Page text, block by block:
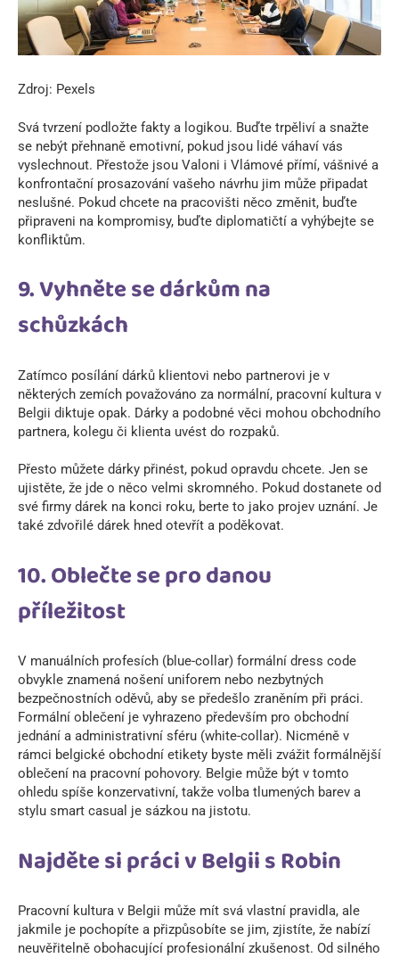
Zdroj: Pexels
Svá tvrzení podložte fakty a logikou. Buďte trpěliví a snažte
se nebýt přehnaně emotivní, pokud jsou lidé váhaví vás
vyslechnout. Přestože jsou Valoni i Vlámové přímí, vášnivé a
konfrontační prosazování vašeho návrhu jim může připadat
neslušné. Pokud chcete na pracovišti něco změnit, buďte
připraveni na kompromisy, buďte diplomatičtí a vyhýbejte se
konfliktům.
9. Vyhněte se dárkům na
schůzkách
Zatímco posílání dárků klientovi nebo partnerovi je v
některých zemích považováno za normální, pracovní kultura v
Belgii diktuje opak. Dárky a podobné věci mohou obchodního
partnera, kolegu či klienta uvést do rozpaků.
Přesto můžete dárky přinést, pokud opravdu chcete. Jen se
ujistěte, že jde o něco velmi skromného. Pokud dostanete od
své firmy dárek na konci roku, berte to jako projev uznání. Je
také zdvořilé dárek hned otevřít a poděkovat.
10. Oblečte se pro danou
příležitost
V manuálních profesích (blue-collar) formální dress code
obvykle znamená nošení uniforem nebo nezbytných
bezpečnostních oděvů, aby se předešlo zraněním při práci.
Formální oblečení je vyhrazeno především pro obchodní
jednání a administrativní sféru (white-collar). Nicméně v
rámci belgické obchodní etikety byste měli zvážit formálnější
oblečení na pracovní pohovory. Belgie může být v tomto
ohledu spíše konzervativní, takže volba tlumených barev a
stylu smart casual je sázkou na jistotu.
Najděte si práci v Belgii s Robin
Pracovní kultura v Belgii může mít svá vlastní pravidla, ale
jakmile je pochopíte a přizpůsobíte se jim, zjistíte, že nabízí
neuvěřitelně obohacující profesionální zkušenost. Od silného